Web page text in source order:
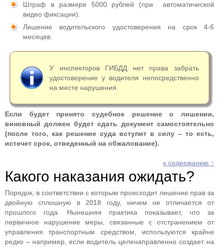
Штраф в размере 5000 рублей (при автоматической
видео фиксации).
Лишение водительского удостоверения на срок 4-6
месяцев.
У инспекторов ГИБДД нет права забрать
удостоверение у водителя непосредственно
на месте нарушения.
Если будет принято судебное решение о лишении,
виновный должен будет сдать документ самостоятельно
(после того, как решение суда вступит в силу – то есть,
истечет срок, отведенный на обжалование).
к содержанию ↑
Какого наказания ожидать?
Порядок, в соответствии с которым происходит лишение прав за
двойную сплошную в 2018 году, ничем не отличается от
прошлого года. Нынешняя практика показывает, что за
первичное нарушение меры, связанные с отстранением от
управления транспортным средством, используются крайне
редко – например, если водитель целенаправленно создает на